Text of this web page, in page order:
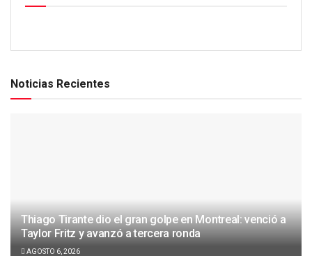
Noticias Recientes
Thiago Tirante dio el gran golpe en Montreal: venció a
Taylor Fritz y avanzó a tercera ronda
AGOSTO 6, 2026